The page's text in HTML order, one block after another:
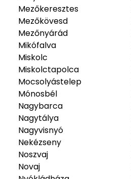
Mezőkeresztes
Mezőkövesd
Mezőnyárád
Mikófalva
Miskolc
Miskolctapolca
Mocsolyástelep
Mónosbél
Nagybarca
Nagytálya
Nagyvisnyó
Nekézseny
Noszvaj
Novaj